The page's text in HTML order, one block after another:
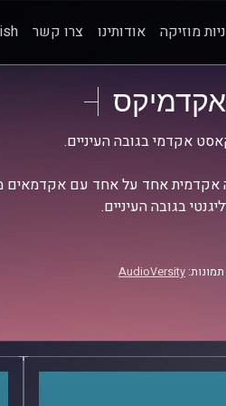
מוזיקה אודותינו צרו קשר
אקדמיקס
אקדמי בגובה העיניים.
אקדמית אחד על אחד עם אקדמאים
בגובה העיניים.
AudioVersity